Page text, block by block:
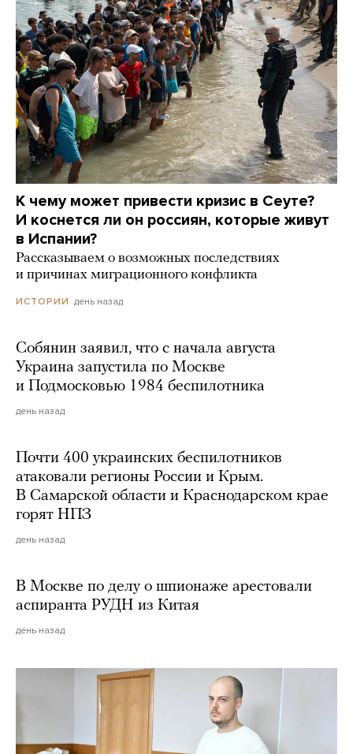
К чему может привести кризис в Сеуте?
И коснется ли он россиян, которые живут
в Испании?
Рассказываем о возможных последствиях
и причинах миграционного конфликта
ИСТОРИИ день назад
Собянин заявил, что с начала августа
Украина запустила по Москве
и Подмосковью 1984 беспилотника
день назад
Почти 400 украинских беспилотников
атаковали регионы России и Крым.
В Самарской области и Краснодарском крае
горят НПЗ
день назад
В Москве по делу о шпионаже арестовали
аспиранта РУДН из Китая
день назад